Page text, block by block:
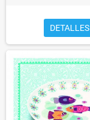
DETALLES